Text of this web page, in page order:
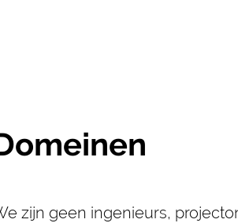
zijn geen ingenieurs,